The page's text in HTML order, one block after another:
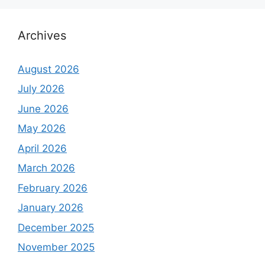
Archives
August 2026
July 2026
June 2026
May 2026
April 2026
March 2026
February 2026
January 2026
December 2025
November 2025